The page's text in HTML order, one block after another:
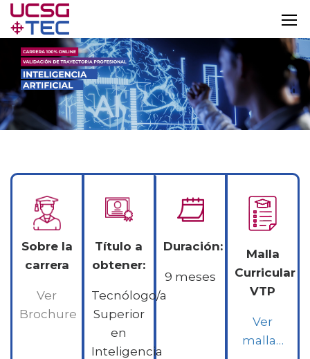
Sobre la
carrera
Ver
Brochure
Título a
obtener:
Tecnólogo/a
Superior
en
Inteligencia
Duración:
9 meses
Malla
Curricular
VTP
Ver
malla…